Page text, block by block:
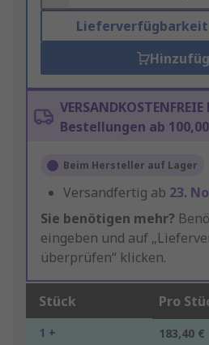
Bestellungen ab
Beim Hersteller auf Lager
Versandfertig ab 23.
Sie benötigen mehr?
eingeben und auf
überprüfen“ klicken.
Stück Pro
1 + 183,40 €